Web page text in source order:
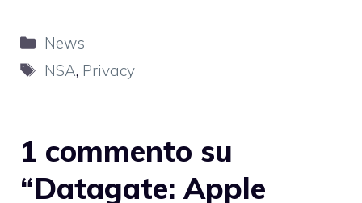
Categorie
News
Tag
NSA, Privacy
1 commento su
“Datagate: Apple